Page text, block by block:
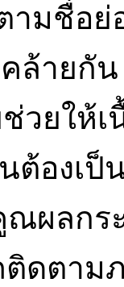
ามชื่อ
คล้ายกั
วยให้
ต้องเ
ณผลกร
ติดตาม